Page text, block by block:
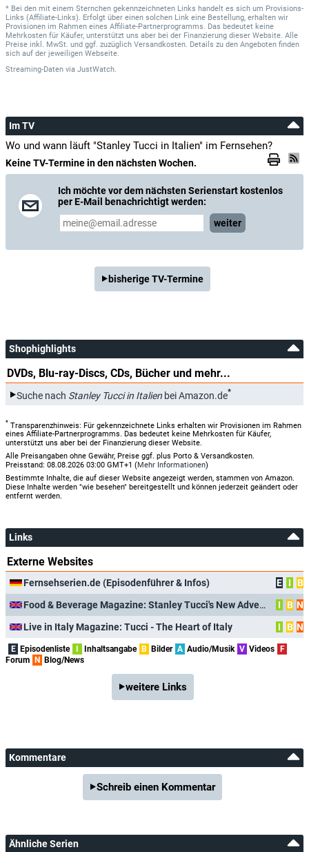
* Bei den mit einem Sternchen gekennzeichneten Links handelt es sich um Provisions-
Links (Affiliate-Links). Erfolgt über einen solchen Link eine Bestellung, erhalten wir
Provisionen im Rahmen eines Affiliate-Partnerprogramms. Das bedeutet keine
Mehrkosten für Käufer, unterstützt uns aber bei der Finanzierung dieser Website. Alle
Preise inkl. MwSt. und ggf. zuzüglich Versandkosten. Details zu den Angeboten finden
sich auf der jeweiligen Webseite.
Streaming-Daten via JustWatch.
Im TV
Wo und wann läuft "Stanley Tucci in Italien" im Fernsehen?
Keine TV-Termine in den nächsten Wochen.
Ich möchte vor dem nächsten Serienstart kostenlos
per E-Mail benachrichtigt werden:
weiter
bisherige TV-Termine
Shophighlights
DVDs, Blu-ray-Discs, CDs, Bücher und mehr...
Suche nach Stanley Tucci in Italien bei Amazon.de*
* Transparenzhinweis: Für gekennzeichnete Links erhalten wir Provisionen im Rahmen
eines Affiliate-Partnerprogramms. Das bedeutet keine Mehrkosten für Käufer,
unterstützt uns aber bei der Finanzierung dieser Website.
Alle Preisangaben ohne Gewähr, Preise ggf. plus Porto & Versandkosten.
Preisstand: 08.08.2026 03:00 GMT+1 (Mehr Informationen)
Bestimmte Inhalte, die auf dieser Website angezeigt werden, stammen von Amazon.
Diese Inhalte werden "wie besehen" bereitgestellt und können jederzeit geändert oder
entfernt werden.
Links
Externe Websites
Fernsehserien.de (Episodenführer & Infos) E I
B
Food & Beverage Magazine: Stanley Tucci's New Adventures in Italy with National Geographic
I B N
Live in Italy Magazine: Tucci - The Heart of Italy
I B N
E Episodenliste Inhaltsangabe B Bilder A Audio/Musik V Videos
F
Forum
N Blog/News
weitere Links
Kommentare
Schreib einen Kommentar
Ähnliche Serien